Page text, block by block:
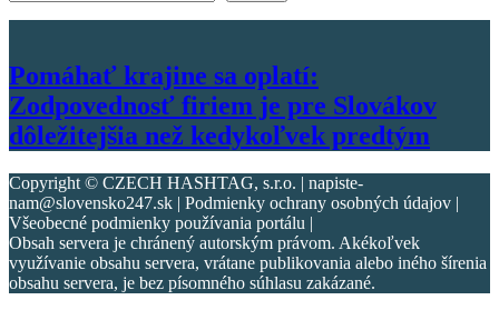
Pomáhať krajine sa oplatí:
Zodpovednosť firiem je pre Slovákov
dôležitejšia než kedykoľvek predtým
Copyright © CZECH HASHTAG, s.r.o. | napiste-
nam@slovensko247.sk | Podmienky ochrany osobných údajov |
Všeobecné podmienky používania portálu |
Obsah servera je chránený autorským právom. Akékoľvek
využívanie obsahu servera, vrátane publikovania alebo iného šírenia
obsahu servera, je bez písomného súhlasu zakázané.